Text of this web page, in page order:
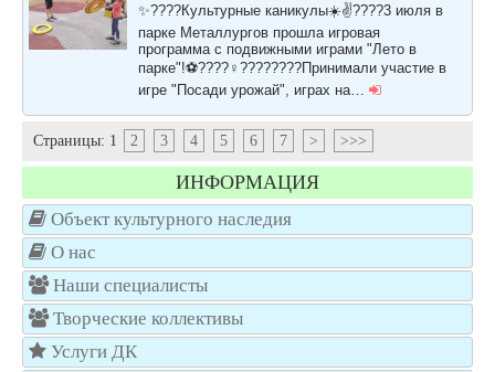
✨????Культурные каникулы☀️✌️????3 июля в
парке Металлургов прошла игровая
программа с подвижными играми "Лето в
парке"!⚽️????‍♀️????????Принимали участие в
игре "Посади урожай", играх на…
Страницы: 1 2 3 4 5 6 7 > >>>
ИНФОРМАЦИЯ
Объект культурного наследия
О нас
Наши специалисты
Творческие коллективы
Услуги ДК